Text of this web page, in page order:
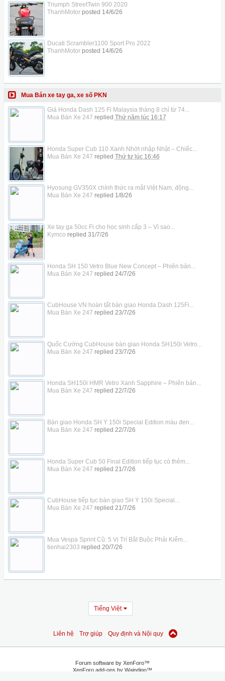
Triumph StreetTwin 900 2020
ThanhMotorposted 14/6/26
Ducati Scrambler1100 Sport Pro 2022
ThanhMotorposted 14/6/26
Mua Bán xe tay ga, xe số PKN
Giá Honda Dash 125 Fi Malaysia tháng 8 chỉ từ 74...
Mua Bán Xe 247 replied Thứ năm lúc 16:17
Honda Super Cub 110 Xanh Nhớt nhập Nhật – Chiếc...
Mua Bán Xe 247 replied Thứ tư lúc 16:46
Hyosung GV350X chính thức ra mắt Việt Nam, động...
Mua Bán Xe 247 replied 1/8/26
Xe tay ga 50cc Fi cho học sinh cấp 3 – Vì sao...
Kymco replied 31/7/26
Honda SH 150 Vetro Blue New Concept – Phiên bản...
Mua Bán Xe 247 replied 24/7/26
CubHouse VN hoàn tất bàn giao Honda Dash 125Fi...
Mua Bán Xe 247 replied 23/7/26
Quốc Cường CubHouse bàn giao Honda SH150i Vetro...
Mua Bán Xe 247 replied 23/7/26
Honda SH150i HMR Vetro Xanh Sapphire – Phiên bản...
Mua Bán Xe 247 replied 22/7/26
Bàn giao Honda SH Ý 150i Special Edition màu đen...
Mua Bán Xe 247 replied 22/7/26
Honda Super Cub 50 Final Edition tiếp tục có thêm...
Mua Bán Xe 247 replied 21/7/26
CubHouse tiếp tục bàn giao SH Ý 150i Special...
Mua Bán Xe 247 replied 21/7/26
Mua Vespa Sprint Cũ: 5 Vị Trí Bắt Buộc Phải Kiểm...
tienhai2303 replied 20/7/26
Tiếng Việt
Liên hệ Trợ giúp Quy định và Nội quy
Forum software by XenForo™
XenForo add-ons by Waindigo™